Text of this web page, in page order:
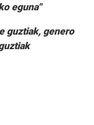
eguna"
guztiak, genero